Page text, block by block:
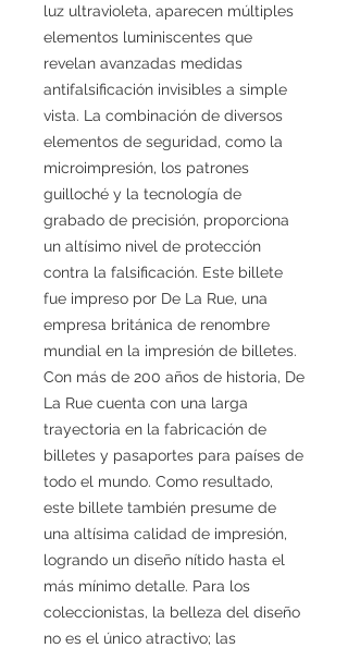
luz ultravioleta, aparecen múltiples
elementos luminiscentes que
revelan avanzadas medidas
antifalsificación invisibles a simple
vista. La combinación de diversos
elementos de seguridad, como la
microimpresión, los patrones
guilloché y la tecnología de
grabado de precisión, proporciona
un altísimo nivel de protección
contra la falsificación. Este billete
fue impreso por De La Rue, una
empresa británica de renombre
mundial en la impresión de billetes.
Con más de 200 años de historia, De
La Rue cuenta con una larga
trayectoria en la fabricación de
billetes y pasaportes para países de
todo el mundo. Como resultado,
este billete también presume de
una altísima calidad de impresión,
logrando un diseño nítido hasta el
más mínimo detalle. Para los
coleccionistas, la belleza del diseño
no es el único atractivo; las